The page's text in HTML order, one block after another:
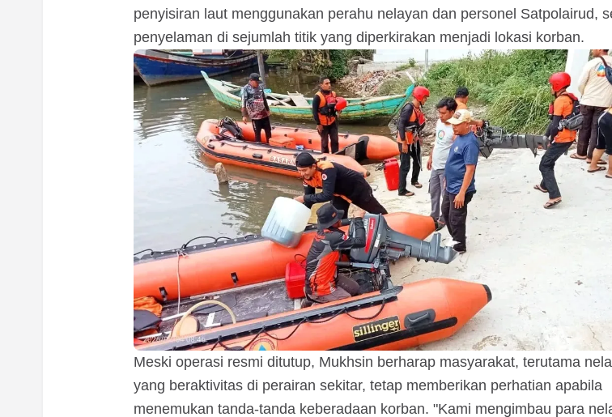
penyisiran laut menggunakan perahu nelayan dan personel Satpolairud,
penyelaman di sejumlah titik yang diperkirakan menjadi lokasi korban.
Meski operasi resmi ditutup, Mukhsin berharap masyarakat, terutama
yang beraktivitas di perairan sekitar, tetap memberikan perhatian apabila
menemukan tanda-tanda keberadaan korban. "Kami mengimbau para